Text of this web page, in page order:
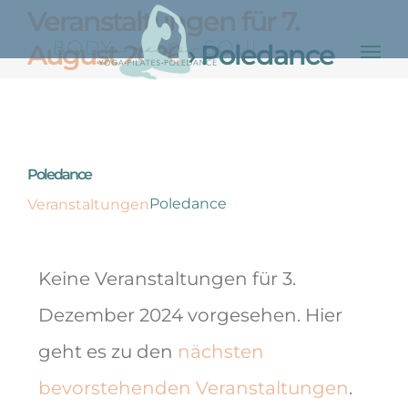
SkipVeranstaltungen für 7.
August 2026› Poledance
Poledance
VeranstaltungenPoledance
Veranstaltungen
für
3.
Hinweis
Keine Veranstaltungen für 3.
Dezember 2024 vorgesehen. Hier
geht es zu den nächsten
bevorstehenden Veranstaltungen.